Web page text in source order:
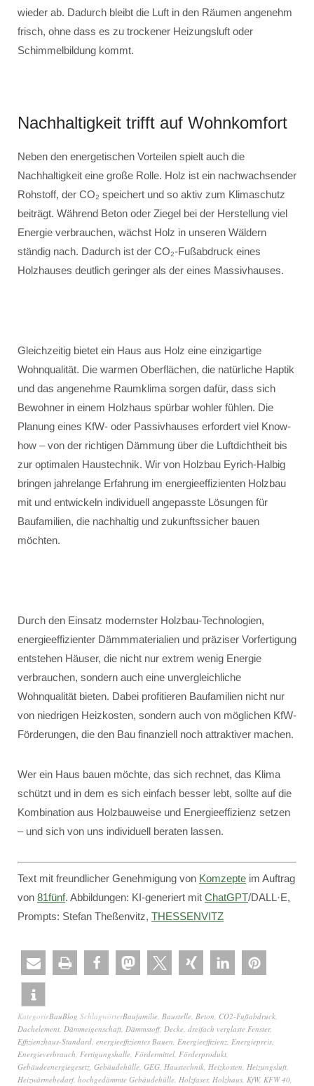
wieder ab. Dadurch bleibt die Luft in den Räumen angenehm
frisch, ohne dass es zu trockener Heizungsluft oder
Schimmelbildung kommt.
Nachhaltigkeit trifft auf Wohnkomfort
Neben den energetischen Vorteilen spielt auch die
Nachhaltigkeit eine große Rolle. Holz ist ein nachwachsender
Rohstoff, der CO₂ speichert und so aktiv zum Klimaschutz
beiträgt. Während Beton oder Ziegel bei der Herstellung viel
Energie verbrauchen, wächst Holz in unseren Wäldern
ständig nach. Dadurch ist der CO₂-Fußabdruck eines
Holzhauses deutlich geringer als der eines Massivhauses.
Gleichzeitig bietet ein Haus aus Holz eine einzigartige
Wohnqualität. Die warmen Oberflächen, die natürliche Haptik
und das angenehme Raumklima sorgen dafür, dass sich
Bewohner in einem Holzhaus spürbar wohler fühlen. Die
Planung eines KfW- oder Passivhauses erfordert viel Know-
how – von der richtigen Dämmung über die Luftdichtheit bis
zur optimalen Haustechnik. Wir von Holzbau Eyrich-Halbig
bringen jahrelange Erfahrung im energieeffizienten Holzbau
mit und entwickeln individuell angepasste Lösungen für
Baufamilien, die nachhaltig und zukunftssicher bauen
möchten.
Durch den Einsatz modernster Holzbau-Technologien,
energieeffizienter Dämmmaterialien und präziser Vorfertigung
entstehen Häuser, die nicht nur extrem wenig Energie
verbrauchen, sondern auch eine unvergleichliche
Wohnqualität bieten. Dabei profitieren Baufamilien nicht nur
von niedrigen Heizkosten, sondern auch von möglichen KfW-
Förderungen, die den Bau finanziell noch attraktiver machen.
Wer ein Haus bauen möchte, das sich rechnet, das Klima
schützt und in dem es sich einfach besser lebt, sollte auf die
Kombination aus Holzbauweise und Energieeffizienz setzen
– und sich von uns individuell beraten lassen.
Text mit freundlicher Genehmigung von Komzepte im Auftrag
von 81fünf. Abbildungen: KI-generiert mit ChatGPT/DALL·E,
Prompts: Stefan Theßenvitz, THESSENVITZ
KategorieBauBlog SchlagwörterBaufamilie, Baustelle, Beton, CO2-Fußabdruck,
Dachelement, Dämmeigenschaft, Dämmstoff, Decke, dreifach verglaste Fenster,
Effizienzhaus-Standard, energieeffizientes Bauen, Energieeffizienz, Energiepreis,
Energieverbrauch, Fertigungshalle, Fördermittel, Förderprodukt,
Gebäudeenergiegesetz, Gebäudehülle, GEG, Haustechnik, Heizkosten, Heizungsluft,
Heizwärmebedarf, hochgedämmte Gebäudehülle, Holzfaser, Holzhaus, KfW, KFW 40,